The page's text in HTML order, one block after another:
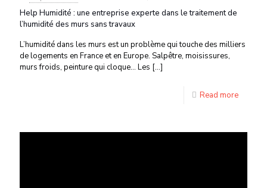
Help Humidité : une entreprise experte dans le traitement de
l’humidité des murs sans travaux
L’humidité dans les murs est un problème qui touche des milliers
de logements en France et en Europe. Salpêtre, moisissures,
murs froids, peinture qui cloque… Les […]
Read more